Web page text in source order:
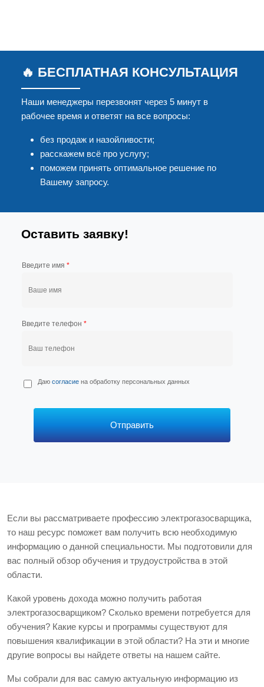
🔥 БЕСПЛАТНАЯ КОНСУЛЬТАЦИЯ
Наши менеджеры перезвонят через 5 минут в
рабочее время и ответят на все вопросы:
без продаж и назойливости;
расскажем всё про услугу;
поможем принять оптимальное решение по
Вашему запросу.
Оставить заявку!
Введите имя *
Введите телефон *
П
е
Даю согласиена обработку персональных данных
Отправить
Если вы рассматриваете профессию электрогазосварщика,
то наш ресурс поможет вам получить всю необходимую
информацию о данной специальности. Мы подготовили для
вас полный обзор обучения и трудоустройства в этой
области.
Какой уровень дохода можно получить работая
электрогазосварщиком? Сколько времени потребуется для
обучения? Какие курсы и программы существуют для
повышения квалификации в этой области? На эти и многие
другие вопросы вы найдете ответы на нашем сайте.
Мы собрали для вас самую актуальную информацию из